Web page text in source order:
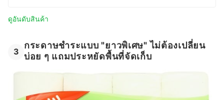
ดูอันดับสินค้า
3
กระดาษชำระแบบ "ยาวพิเศษ" ไม่ต้องเปลี่ยน
บ่อย ๆ แถมประหยัดพื้นที่จัดเก็บ